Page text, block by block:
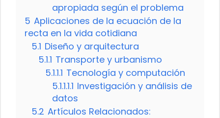
apropiada según el problema
5 Aplicaciones de la ecuación de la
recta en la vida cotidiana
5.1 Diseño y arquitectura
5.1.1 Transporte y urbanismo
5.1.1.1 Tecnología y computación
5.1.1.1.1 Investigación y análisis de
datos
5.2 Artículos Relacionados: